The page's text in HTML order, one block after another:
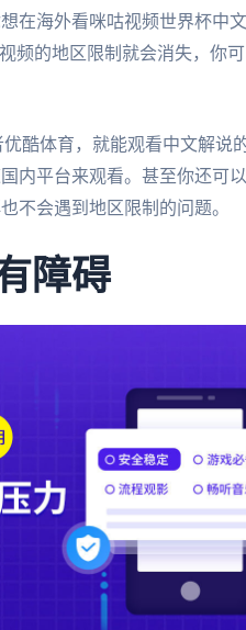
在海外看咪咕视频世界杯中
频的地区限制就会消失，你
酷体育，就能观看中文解说
内平台来观看。甚至你还可
不会遇到地区限制的问题。
障碍